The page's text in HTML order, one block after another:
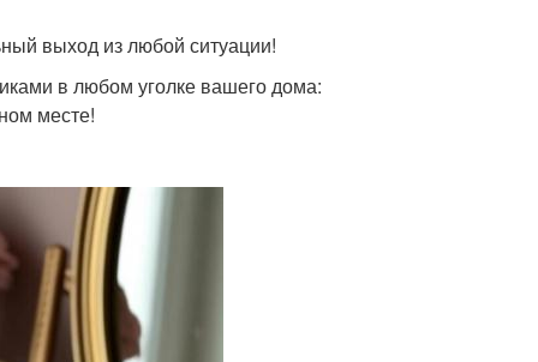
выход из любой ситуации!
в любом уголке вашего дома:
месте!